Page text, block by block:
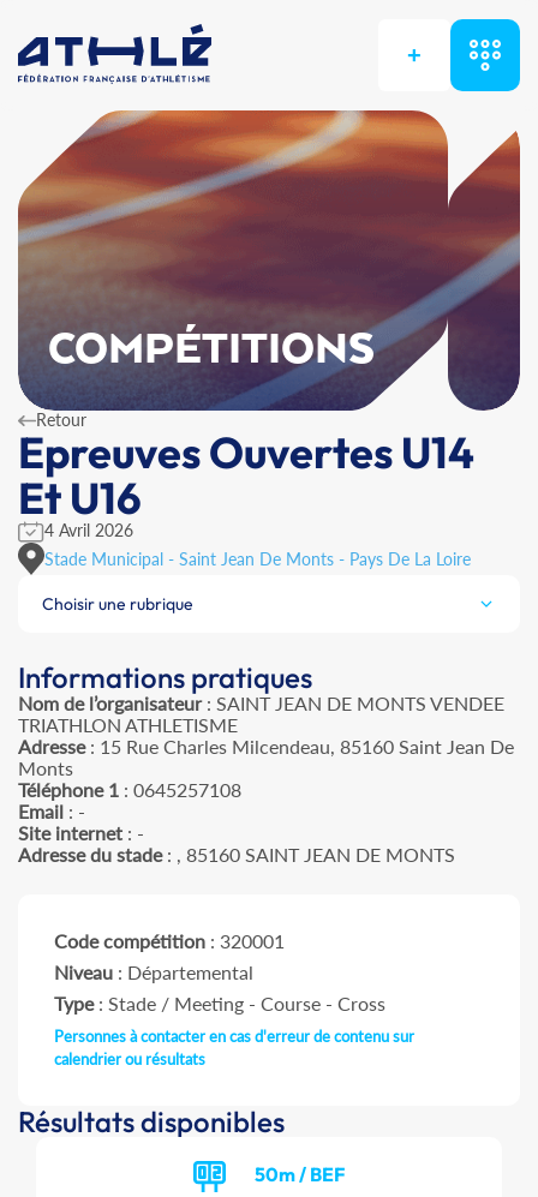
+
COMPÉTITIONS
Retour
Epreuves Ouvertes U14
Et U16
4 Avril 2026
Stade Municipal - Saint Jean De Monts - Pays De La Loire
Choisir une rubrique
Informations pratiques
Nom de l’organisateur: SAINT JEAN DE MONTS VENDEE
TRIATHLON ATHLETISME
Adresse: 15 Rue Charles Milcendeau, 85160 Saint Jean De
Monts
Téléphone 1 : 0645257108
Email : -
Site internet : -
Adresse du stade: , 85160 SAINT JEAN DE MONTS
Code compétition : 320001
Niveau : Départemental
Type: Stade / Meeting - Course - Cross
Personnes à contacter en cas d'erreur de contenu sur
calendrier ou résultats
Résultats disponibles
50m / BEF